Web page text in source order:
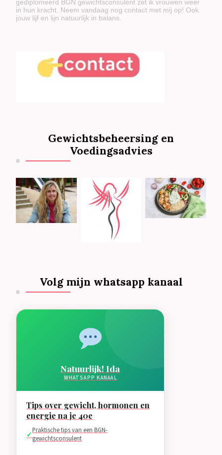
gediplomeerd BGN gewichtsconsulent zet ik vrouwen weer
in hun kracht. Neem vandaag nog contact met mij op! Ook
jouw lijf en lijn natuurlijk in balans.
Gewichtsbeheersing en
Voedingsadvies
Volg mijn whatsapp kanaal
Natuurlijk! Ida
WHATSAPP KANAAL
Tips over gewicht, hormonen en
energie na je 40e
Praktische tips van een BGN-
gewichtsconsulent